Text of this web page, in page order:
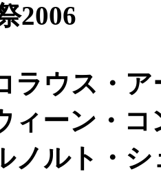
2006
ラウス・
ィーン・
ノルト・